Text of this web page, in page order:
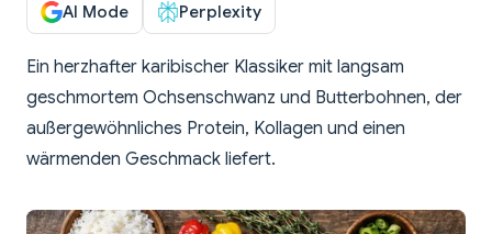
AI Mode Perplexity
Ein herzhafter karibischer Klassiker mit langsam
geschmortem Ochsenschwanz und Butterbohnen, der
außergewöhnliches Protein, Kollagen und einen
wärmenden Geschmack liefert.